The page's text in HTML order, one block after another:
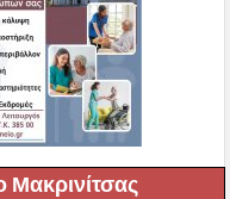
Μακρινίτσας